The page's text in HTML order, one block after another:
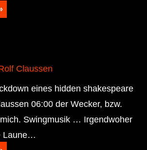
Claussen
eines hidden shakespeare
06:00 der Wecker, bzw.
Swingmusik … Irgendwoher
Laune…